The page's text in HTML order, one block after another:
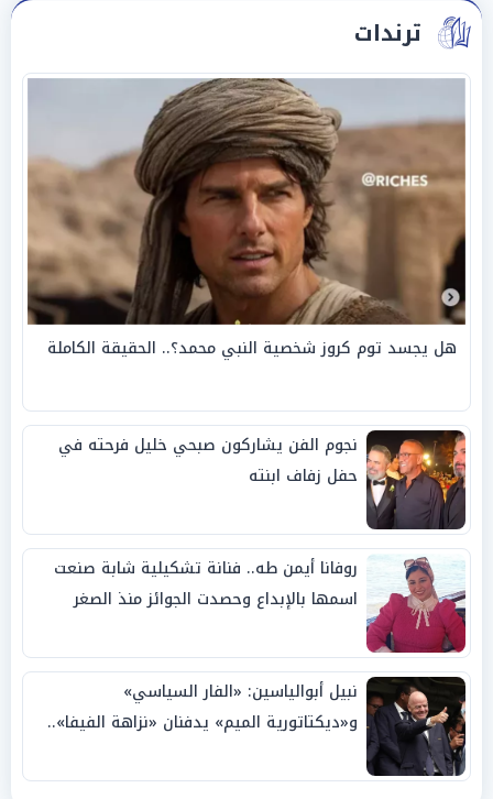
ترندات
هل يجسد توم كروز شخصية النبي محمد؟.. الحقيقة الكاملة
نجوم الفن يشاركون صبحي خليل فرحته في
حفل زفاف ابنته
روفانا أيمن طه.. فنانة تشكيلية شابة صنعت
اسمها بالإبداع وحصدت الجوائز منذ الصغر
نبيل أبوالياسين: «الفار السياسي»
و«ديكتاتورية الميم» يدفنان «نزاهة الفيفا»..